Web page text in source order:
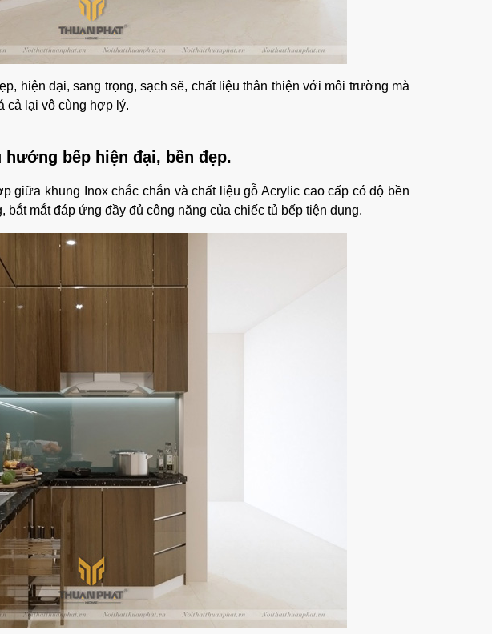
hiện đại, sang trọng, sạch sẽ, chất liệu thân thiện với môi trường mà
cả lại vô cùng hợp lý.
bếp hiện đại, bền đẹp.
giữa khung Inox chắc chắn và chất liệu gỗ Acrylic cao cấp có độ bền
mắt đáp ứng đầy đủ công năng của chiếc tủ bếp tiện dụng.